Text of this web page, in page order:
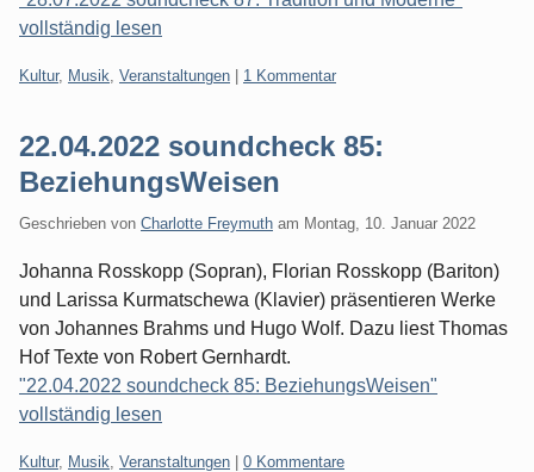
vollständig lesen
Kategorien:
Kultur, Musik Veranstaltungen | 1 Kommentar
22.04.2022 soundcheck 85:
BeziehungsWeisen
Geschrieben von Charlotte Freymuth am Montag, 10. Januar 2022
Johanna Rosskopp (Sopran), Florian Rosskopp (Bariton)
und Larissa Kurmatschewa (Klavier) präsentieren Werke
von Johannes Brahms und Hugo Wolf. Dazu liest Thomas
Hof Texte von Robert Gernhardt.
"22.04.2022 soundcheck 85: BeziehungsWeisen"
vollständig lesen
Kategorien:
Kultur, Musik Veranstaltungen | 0 Kommentare